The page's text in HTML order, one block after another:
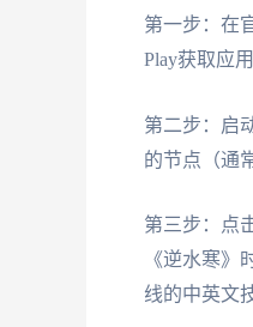
第一步：在
Play获取应
第二步：启
的节点（通
第三步：点
《逆水寒
线的中英文